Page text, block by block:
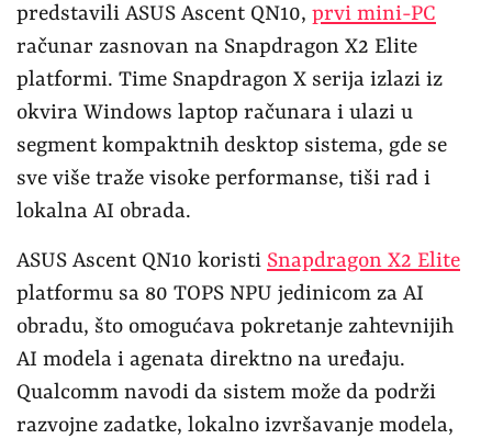
predstavili ASUS Ascent QN10, prvi mini-PC
računar zasnovan na Snapdragon X2 Elite
platformi. Time Snapdragon X serija izlazi iz
okvira Windows laptop računara i ulazi u
segment kompaktnih desktop sistema, gde se
sve više traže visoke performanse, tiši rad i
lokalna AI obrada.
ASUS Ascent QN10 koristi Snapdragon X2 Elite
platformu sa 80 TOPS NPU jedinicom za AI
obradu, što omogućava pokretanje zahtevnijih
AI modela i agenata direktno na uređaju.
Qualcomm navodi da sistem može da podrži
razvojne zadatke, lokalno izvršavanje modela,